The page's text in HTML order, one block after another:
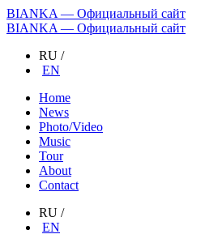
BIANKA — Официальный сайт
BIANKA — Официальный сайт
RU /
EN
Home
News
Photo/Video
Music
Tour
About
Contact
RU /
EN